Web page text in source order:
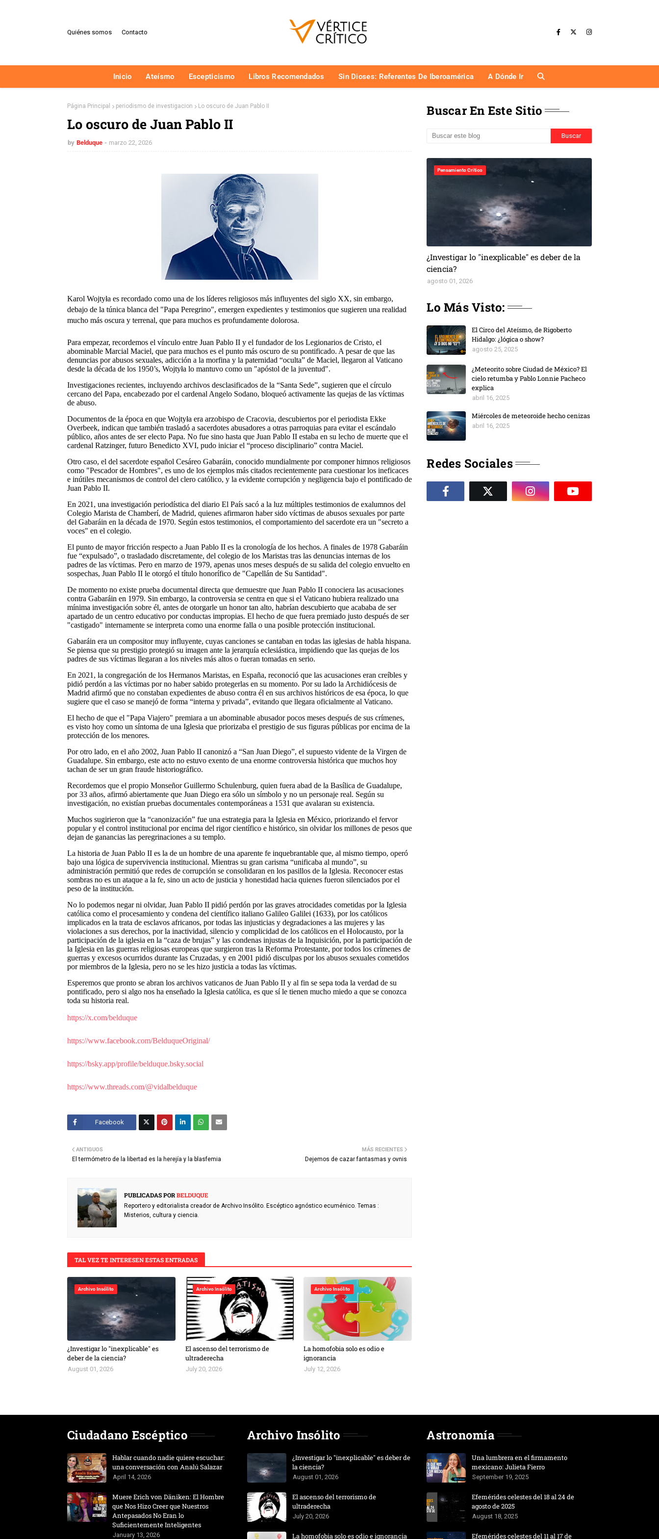
Quiénes somos Contacto
Inicio Ateísmo Escepticismo Libros Recomendados Sin Dioses: Referentes De Iberoamérica A Dónde Ir
Página Principal periodismo de investigacion Lo oscuro de Juan Pablo II
Lo oscuro de Juan Pablo II
by Belduque marzo 22, 2026
Karol Wojtyła es recordado como una de los líderes religiosos más influyentes del siglo XX, sin embargo,
debajo de la túnica blanca del "Papa Peregrino", emergen expedientes y testimonios que sugieren una realidad
mucho más oscura y terrenal, que para muchos es profundamente dolorosa.
Para empezar, recordemos el vínculo entre Juan Pablo II y el fundador de los Legionarios de Cristo, el
abominable Marcial Maciel, que para muchos es el punto más oscuro de su pontificado. A pesar de que las
denuncias por abusos sexuales, adicción a la morfina y la paternidad “oculta” de Maciel, llegaron al Vaticano
desde la década de los 1950’s, Wojtyła lo mantuvo como un "apóstol de la juventud".
Investigaciones recientes, incluyendo archivos desclasificados de la “Santa Sede”, sugieren que el círculo
cercano del Papa, encabezado por el cardenal Angelo Sodano, bloqueó activamente las quejas de las víctimas
de abuso.
Documentos de la época en que Wojtyła era arzobispo de Cracovia, descubiertos por el periodista Ekke
Overbeek, indican que también trasladó a sacerdotes abusadores a otras parroquias para evitar el escándalo
público, años antes de ser electo Papa. No fue sino hasta que Juan Pablo II estaba en su lecho de muerte que el
cardenal Ratzinger, futuro Benedicto XVI, pudo iniciar el “proceso disciplinario” contra Maciel.
Otro caso, el del sacerdote español Cesáreo Gabaráin, conocido mundialmente por componer himnos religiosos
como "Pescador de Hombres", es uno de los ejemplos más citados recientemente para cuestionar los ineficaces
e inútiles mecanismos de control del clero católico, y la evidente corrupción y negligencia bajo el pontificado de
Juan Pablo II.
En 2021, una investigación periodística del diario El País sacó a la luz múltiples testimonios de exalumnos del
Colegio Marista de Chamberí, de Madrid, quienes afirmaron haber sido víctimas de abusos sexuales por parte
del Gabaráin en la década de 1970. Según estos testimonios, el comportamiento del sacerdote era un "secreto a
voces" en el colegio.
El punto de mayor fricción respecto a Juan Pablo II es la cronología de los hechos. A finales de 1978 Gabaráin
fue “expulsado”, o trasladado discretamente, del colegio de los Maristas tras las denuncias internas de los
padres de las víctimas. Pero en marzo de 1979, apenas unos meses después de su salida del colegio envuelto en
sospechas, Juan Pablo II le otorgó el título honorífico de "Capellán de Su Santidad".
De momento no existe prueba documental directa que demuestre que Juan Pablo II conociera las acusaciones
contra Gabaráin en 1979. Sin embargo, la controversia se centra en que si el Vaticano hubiera realizado una
mínima investigación sobre él, antes de otorgarle un honor tan alto, habrían descubierto que acababa de ser
apartado de un centro educativo por conductas impropias. El hecho de que fuera premiado justo después de ser
"castigado" internamente se interpreta como una enorme falla o una posible protección institucional.
Gabaráin era un compositor muy influyente, cuyas canciones se cantaban en todas las iglesias de habla hispana.
Se piensa que su prestigio protegió su imagen ante la jerarquía eclesiástica, impidiendo que las quejas de los
padres de sus víctimas llegaran a los niveles más altos o fueran tomadas en serio.
En 2021, la congregación de los Hermanos Maristas, en España, reconoció que las acusaciones eran creíbles y
pidió perdón a las víctimas por no haber sabido protegerlas en su momento. Por su lado la Archidiócesis de
Madrid afirmó que no constaban expedientes de abuso contra él en sus archivos históricos de esa época, lo que
sugiere que el caso se manejó de forma “interna y privada”, evitando que llegara oficialmente al Vaticano.
El hecho de que el "Papa Viajero" premiara a un abominable abusador pocos meses después de sus crímenes,
es visto hoy como un síntoma de una Iglesia que priorizaba el prestigio de sus figuras públicas por encima de la
protección de los menores.
Por otro lado, en el año 2002, Juan Pablo II canonizó a “San Juan Diego”, el supuesto vidente de la Virgen de
Guadalupe. Sin embargo, este acto no estuvo exento de una enorme controversia histórica que muchos hoy
tachan de ser un gran fraude historiográfico.
Recordemos que el propio Monseñor Guillermo Schulenburg, quien fuera abad de la Basílica de Guadalupe,
por 33 años, afirmó abiertamente que Juan Diego era sólo un símbolo y no un personaje real. Según su
investigación, no existían pruebas documentales contemporáneas a 1531 que avalaran su existencia.
Muchos sugirieron que la “canonización” fue una estrategia para la Iglesia en México, priorizando el fervor
popular y el control institucional por encima del rigor científico e histórico, sin olvidar los millones de pesos que
dejan de ganancias las peregrinaciones a su templo.
La historia de Juan Pablo II es la de un hombre de una aparente fe inquebrantable que, al mismo tiempo, operó
bajo una lógica de supervivencia institucional. Mientras su gran carisma “unificaba al mundo”, su
administración permitió que redes de corrupción se consolidaran en los pasillos de la Iglesia. Reconocer estas
sombras no es un ataque a la fe, sino un acto de justicia y honestidad hacia quienes fueron silenciados por el
peso de la institución.
No lo podemos negar ni olvidar, Juan Pablo II pidió perdón por las graves atrocidades cometidas por la Iglesia
católica como el procesamiento y condena del científico italiano Galileo Galilei (1633), por los católicos
implicados en la trata de esclavos africanos, ​por todas las injusticias y degradaciones a las mujeres y las
violaciones a sus derechos, por la inactividad, silencio y complicidad de los católicos en el Holocausto, por la
participación de la iglesia en la “caza de brujas” y las condenas injustas de la Inquisición, por la participación de
la Iglesia en las guerras religiosas europeas que surgieron tras la Reforma Protestante, por todos los crímenes de
guerras y excesos ocurridos durante las Cruzadas, y en 2001 pidió disculpas por los abusos sexuales cometidos
por miembros de la Iglesia, pero no se les hizo justicia a todas las víctimas.
Esperemos que pronto se abran los archivos vaticanos de Juan Pablo II y al fin se sepa toda la verdad de su
pontificado, pero si algo nos ha enseñado la Iglesia católica, es que sí le tienen mucho miedo a que se conozca
toda su historia real.
https://x.com/belduque
https://www.facebook.com/BelduqueOriginal/
https://bsky.app/profile/belduque.bsky.social
https://www.threads.com/@vidalbelduque
Facebook
MÁS RECIENTES
Dejemos de cazar fantasmas y ovnis
ANTIGUOS
El termómetro de la libertad es la herejía y la blasfemia
PUBLICADAS PORBELDUQUE
Reportero y editorialista creador de Archivo Insólito. Escéptico agnóstico ecuménico. Temas :
Misterios, cultura y ciencia.
TAL VEZ TE INTERESEN ESTAS ENTRADAS
Archivo Insólito
¿Investigar lo "inexplicable" es
deber de la ciencia?
August 01, 2026
Archivo Insólito
El ascenso del terrorismo de
ultraderecha
July 20, 2026
Archivo Insólito
La homofobia solo es odio e
ignorancia
July 12, 2026
Buscar En Este Sitio
Pensamiento Critico
¿Investigar lo "inexplicable" es deber de la
ciencia?
agosto 01, 2026
Lo Más Visto:
El Circo del Ateísmo, de Rigoberto
Hidalgo: ¿lógica o show?
agosto 25, 2025
¿Meteorito sobre Ciudad de México? El
cielo retumba y Pablo Lonnie Pacheco
explica
abril 16, 2025
Miércoles de meteoroide hecho cenizas
abril 16, 2025
Redes Sociales
Ciudadano Escéptico
Hablar cuando nadie quiere escuchar:
una conversación con Analú Salazar
April 14, 2026
Muere Erich von Däniken: El Hombre
que Nos Hizo Creer que Nuestros
Antepasados No Eran lo
Suficientemente Inteligentes
January 13, 2026
Archivo Insólito
¿Investigar lo "inexplicable" es deber de
la ciencia?
August 01, 2026
El ascenso del terrorismo de
ultraderecha
July 20, 2026
La homofobia solo es odio e ignorancia
Astronomía
Una lumbrera en el firmamento
mexicano: Julieta Fierro
September 19, 2025
Efemérides celestes del 18 al 24 de
agosto de 2025
August 18, 2025
Efemérides celestes del 11 al 17 de